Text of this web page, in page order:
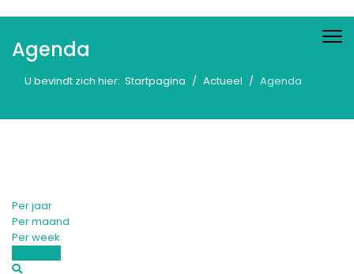
Agenda
U bevindt zich hier: Startpagina Actueel Agenda
Per jaar
Per maand
Per week